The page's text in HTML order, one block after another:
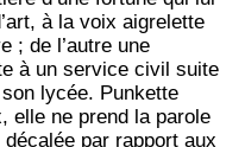
à la voix aigrelette
; de l’autre une
à un service civil suite
lycée. Punkette
elle ne prend la parole
par rapport aux